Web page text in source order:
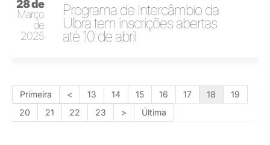
28 de
Março
de
2025
Programa de Intercâmbio da
Ulbra tem inscrições abertas
até 10 de abril
Primeira < 13 14 15 16 17 18
19
20
21 22 23 > Última